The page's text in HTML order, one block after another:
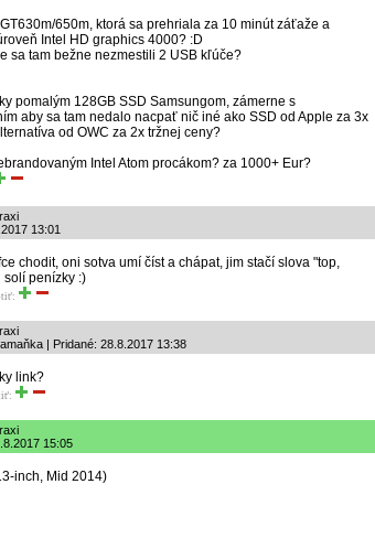
650m, ktorá sa prehriala za 10 minút záťaže a
Intel HD graphics 4000? :D
sa tam bežne nezmestili 2 USB kľúče?
pomalým 128GB SSD Samsungom, zámerne s
aby sa tam nedalo nacpať nič iné ako SSD od Apple za 3x
od OWC za 2x tržnej ceny?
Intel Atom procákom? za 1000+ Eur?
13:01
chodit, oni sotva umí číst a chápat, jim stačí slova "top,
solí penízky :)
| Pridané: 28.8.2017 13:38
link?
15:05
inch, Mid 2014)